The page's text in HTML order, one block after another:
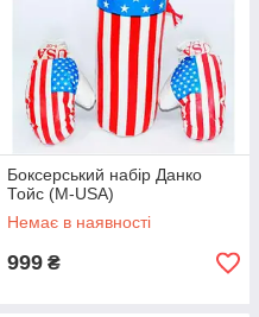
Боксерський набір Данко
Тойс (M-USA)
Немає в наявності
999 ₴